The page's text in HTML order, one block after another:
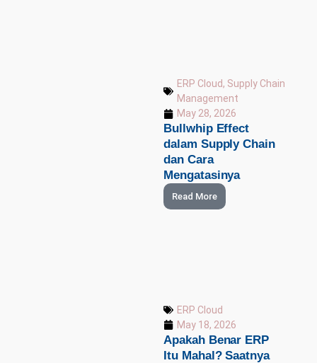
ERP Cloud, Supply Chain
Management
May 28, 2026
Bullwhip Effect
dalam Supply Chain
dan Cara
Mengatasinya
Read More
ERP Cloud
May 18, 2026
Apakah Benar ERP
Itu Mahal? Saatnya